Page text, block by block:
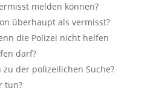
melden können?
überhaupt als vermisst?
die Polizei nicht helfen
darf?
der polizeilichen Suche?
tun?